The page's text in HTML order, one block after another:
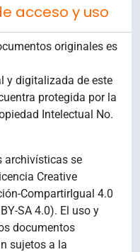
acceso y uso
originales es
y digitalizada de este
protegida por la
Intelectual No.
archivísticas se
Creative
CompartirIgual 4.0
SA 4.0). El uso y
documentos
sujetos a la